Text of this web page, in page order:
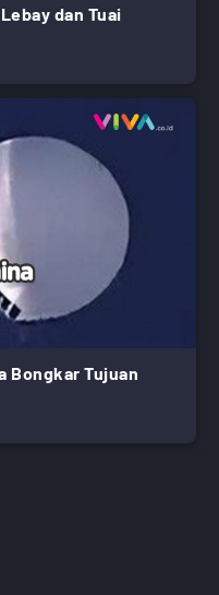
dan Tuai
Bongkar Tujuan